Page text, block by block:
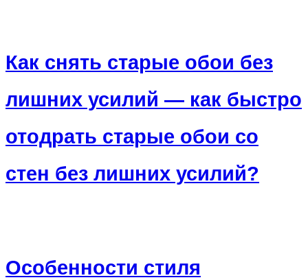
Как снять старые обои без
лишних усилий — как быстро
отодрать старые обои со
стен без лишних усилий?
Особенности стиля